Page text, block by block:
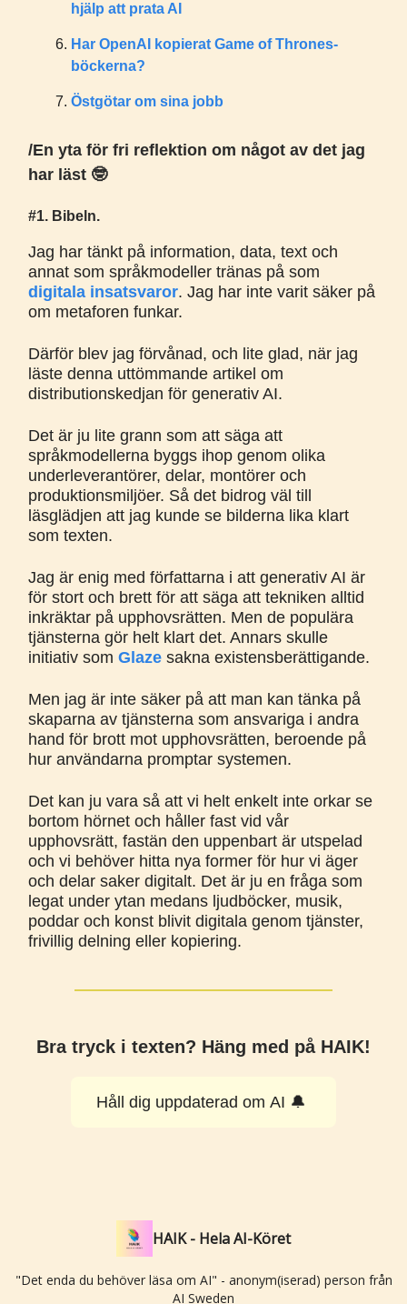
hjälp att prata AI
Har OpenAI kopierat Game of Thrones-
böckerna?
Östgötar om sina jobb
/En yta för fri reflektion om något av det jag
har läst 🤓
#1. Bibeln.
Jag har tänkt på information, data, text och
annat som språkmodeller tränas på som
digitala insatsvaror. Jag har inte varit säker på
om metaforen funkar.
Därför blev jag förvånad, och lite glad, när jag
läste denna uttömmande artikel om
distributionskedjan för generativ AI.
Det är ju lite grann som att säga att
språkmodellerna byggs ihop genom olika
underleverantörer, delar, montörer och
produktionsmiljöer. Så det bidrog väl till
läsglädjen att jag kunde se bilderna lika klart
som texten.
Jag är enig med författarna i att generativ AI är
för stort och brett för att säga att tekniken alltid
inkräktar på upphovsrätten. Men de populära
tjänsterna gör helt klart det. Annars skulle
initiativ som Glaze sakna existensberättigande.
Men jag är inte säker på att man kan tänka på
skaparna av tjänsterna som ansvariga i andra
hand för brott mot upphovsrätten, beroende på
hur användarna promptar systemen.
Det kan ju vara så att vi helt enkelt inte orkar se
bortom hörnet och håller fast vid vår
upphovsrätt, fastän den uppenbart är utspelad
och vi behöver hitta nya former för hur vi äger
och delar saker digitalt. Det är ju en fråga som
legat under ytan medans ljudböcker, musik,
poddar och konst blivit digitala genom tjänster,
frivillig delning eller kopiering.
Bra tryck i texten? Häng med på HAIK!
Håll dig uppdaterad om AI 🔔
HAIK - Hela AI-Köret
"Det enda du behöver läsa om AI" - anonym(iserad) person från
AI Sweden